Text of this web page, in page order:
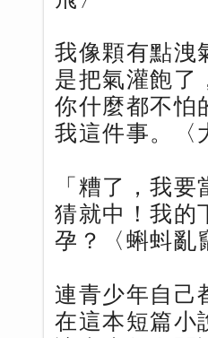
我像顆有點洩
是把氣灌飽了
你什麼都不怕
我這件事。〈
「糟了，我
猜就中！我的
孕？〈蝌蚪亂
連青少年自己
在這本短篇小